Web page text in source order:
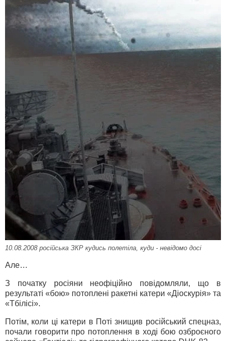
10.08.2008 російська ЗКР кудись полетіла, куди - невідомо досі
Але…
З початку росіяни неофіційно повідомляли, що в
результаті «бою» потоплені ракетні катери «Діоскурія» та
«Тбілісі».
Потім, коли ці катери в Поті знищив російський спецназ,
почали говорити про потоплення в ході бою озброєного